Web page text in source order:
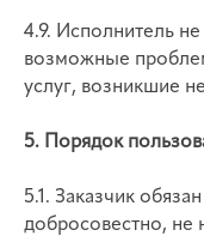
4.9. Исполнитель не
возможные
услуг, возникшие
5. Порядок
5.1. Заказчик
добросовестно, не